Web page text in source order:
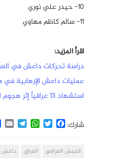
10- حيدر علي نوري
11- سالم كاظم مهاوي
اقرأ المزيد:
دراسة تحركات داعش في
عمليات داعش الإرهابية
استشهاد 13 عراقياً إثر هجوم لداعش جنوبي أربيل
شارك: Facebook
Twitter
الجيش العراقي العراق داعش